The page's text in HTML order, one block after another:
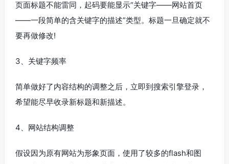
页面标题不能雷同，起码要能显示“关键字——网站首页
——一段简单的含关键字的描述”类型。标题一旦确定就不
要再做修改!
3、关键字频率
简单做好了内容结构的调整之后，立即到搜索引擎登录，
希望能尽早收录新标题和新描述。
4、网站结构调整
假设因为原有网站为形象页面，使用了较多的flash和图